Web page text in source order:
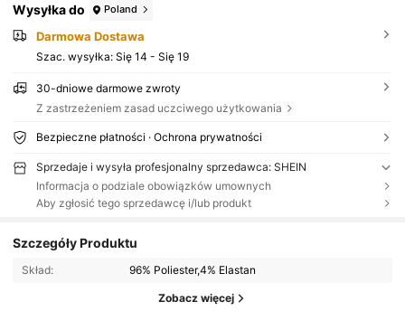
Wysyłka do Poland
Darmowa Dostawa
Szac. wysyłka: Się 14 - Się 19
30-dniowe darmowe zwroty
Z zastrzeżeniem zasad uczciwego użytkowania
Bezpieczne płatności · Ochrona prywatności
Sprzedaje i wysyła profesjonalny sprzedawca: SHEIN
Informacja o podziale obowiązków umownych
Aby zgłosić tego sprzedawcę i/lub produkt
Szczegóły Produktu
Skład: 96% Poliester,4% Elastan
Zobacz więcej